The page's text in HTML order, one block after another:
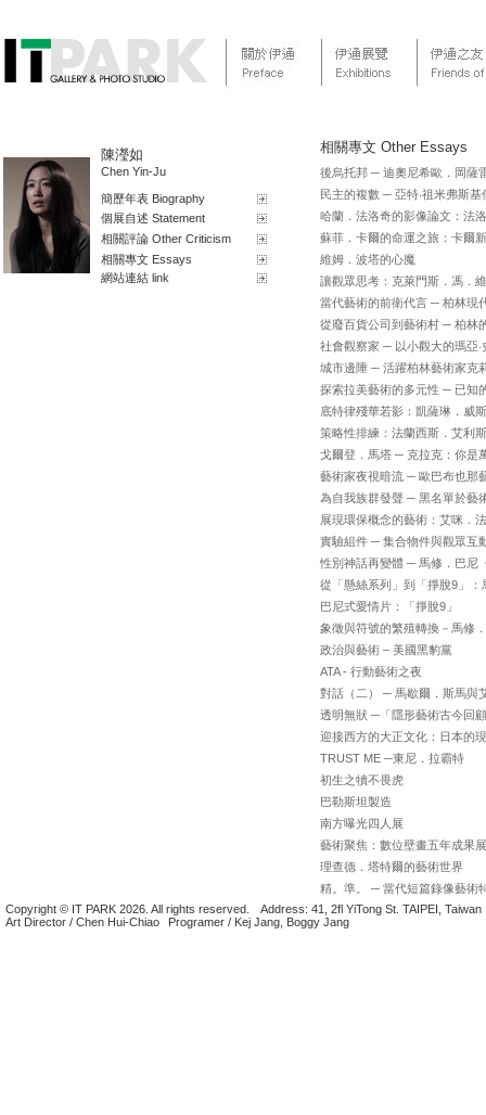
陳瀅如
Chen Yin-Ju
簡歷年表 Biography
個展自述 Statement
相關評論 Other Criticism
相關專文 Essays
網站連結 link
相關專文 Other Essays
後烏托邦 ─ 迪奧尼希歐．岡薩
民主的複數 ─ 亞特‧祖米弗斯基
哈蘭．法洛奇的影像論文：法
蘇菲．卡爾的命運之旅：卡爾
維姆．波塔的心魔
讓觀眾思考：克萊門斯．馮．
當代藝術的前衛代言 ─ 柏林現
從廢百貨公司到藝術村 ─ 柏林
社會觀察家 ─ 以小觀大的瑪亞‧
城市邊陲 ─ 活躍柏林藝術家克
探索拉美藝術的多元性 ─ 已知
底特律殘華若影：凱薩琳．
策略性排練：法蘭西斯．艾利
戈爾登．馬塔 ─ 克拉克：你是
藝術家夜視暗流 ─ 歐巴布也那
為自我族群發聲 ─ 黑名單於藝
展現環保概念的藝術：艾咪．
實驗組件 ─ 集合物件與觀眾互
性別神話再變體 ─ 馬修．巴尼
從「懸絲系列」到「掙脫9」
巴尼式愛情片：「掙脫9」
象徵與符號的繁殖轉換－馬修
政治與藝術 – 美國黑豹黨
ATA - 行動藝術之夜
對話（二） ─ 馬歇爾．斯馬與
透明無狀 ─「隱形藝術古今回
迎接西方的大正文化：日本的
TRUST ME ─東尼．拉霸特
初生之犢不畏虎
巴勒斯坦製造
南方曝光四人展
藝術聚焦：數位壁畫五年成果
理查德．塔特爾的藝術世界
精。準。 ─ 當代短篇錄像藝術
Copyright © IT PARK 2026. All rights reserved.
Address: 41, 2fl YiTong St. TAIPEI, Taiwan
Art Director / Chen Hui-Chiao
Programer / Kej Jang, Boggy Jang